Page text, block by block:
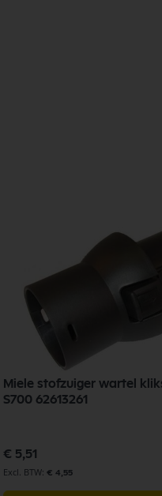
Miele stofzuiger wartel
S700 62613261
€ 5,51
€ 4,55